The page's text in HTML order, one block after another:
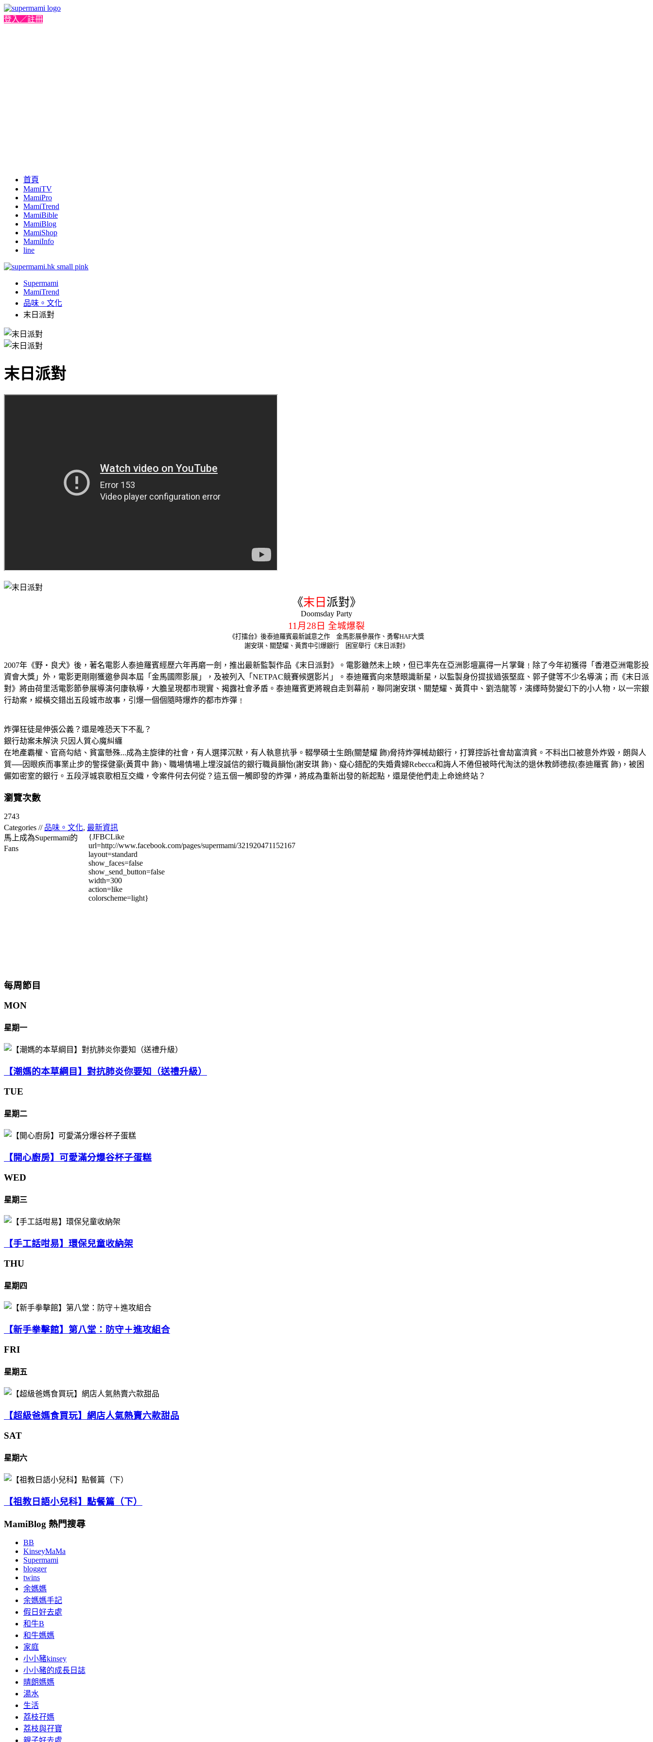
登入／註冊
首頁
MamiTV
MamiPro
MamiTrend
MamiBible
MamiBlog
MamiShop
MamiInfo
line
Supermami
MamiTrend
品味。文化
末日派對
末日派對
《末日 派對》
Doomsday Party
11月28日 全城爆裂
《打擂台》後泰迪羅賓最新誠意之作 金馬影展參展作、勇奪HAF大獎
謝安琪、關楚耀、黃貫中引爆銀行 困室舉行《末日派對》
2007年《野‧良犬》後，著名電影人泰迪羅賓經歷六年再磨一劍，推出最新監製作品《末日派對》。電影雖然未上映，但已率先在亞洲影壇贏得一片掌聲﹗除了今年初獲得「香港亞洲電影投
資會大獎」外，電影更剛剛獲邀參與本屆「金馬國際影展」，及被列入「NETPAC競賽候選影片」。泰迪羅賓向來慧眼識新星，以監製身份提拔過張堅庭、郭子健等不少名導演；而《末日派
對》將由荷里活電影節參展導演何康執導，大膽呈現都市現實、揭露社會矛盾。泰迪羅賓更將親自走到幕前，聯同謝安琪、關楚耀、黃貫中、劉浩龍等，演繹時勢變幻下的小人物，以一宗銀
行劫案，縱橫交錯出五段城市故事，引爆一個個隨時爆炸的都市炸彈﹗
炸彈狂徒是伸張公義？還是唯恐天下不亂？
銀行劫案未解決 只因人質心魔糾纏
在地產霸權、官商勾結、貧富懸殊...成為主旋律的社會，有人選擇沉默，有人執意抗爭。輟學碩士生朗(關楚耀 飾)脅持炸彈械劫銀行，打算控訴社會劫富濟貧。不料出口被意外炸毀，朗與人
質──因眼疾而事業止步的警探健豪(黃貫中 飾)、職場情場上埋沒誠信的銀行職員韻怡(謝安琪 飾)、癡心錯配的失婚貴婦Rebecca和誨人不倦但被時代淘汰的退休教師德叔(泰迪羅賓 飾)，被困
儼如密室的銀行。五段浮城哀歌相互交織，令案件何去何從？這五個一觸即發的炸彈，將成為重新出發的新起點，還是使他們走上命途終站？
瀏覽次數
2743
Categories // 品味。文化, 最新資訊
馬上成為Supermami的
Fans
{JFBCLike
url=http://www.facebook.com/pages/supermami/321920471152167
layout=standard
show_faces=false
show_send_button=false
width=300
action=like
colorscheme=light}
每周節目
MON
星期一
【潮媽的本草綱目】對抗肺炎你要知（送禮升級）
TUE
星期二
【開心廚房】可愛滿分爆谷杯子蛋糕
WED
星期三
【手工話咁易】環保兒童收納架
THU
星期四
【新手拳擊館】第八堂：防守＋進攻組合
FRI
星期五
【超級爸媽食買玩】網店人氣熱賣六款甜品
SAT
星期六
【祖教日語小兒科】點餐篇（下）
MamiBlog 熱門搜尋
BB
KinseyMaMa
Supermami
blogger
twins
余媽媽
余媽媽手記
假日好去處
和牛B
和牛媽媽
家庭
小小豬kinsey
小小豬的成長日誌
晴朗媽媽
湯水
生活
荔枝孖媽
荔枝與孖寶